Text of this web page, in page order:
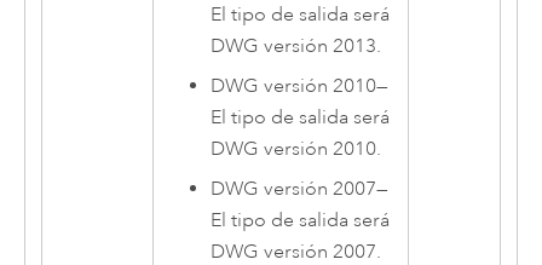
El tipo de salida será
DWG versión 2013.
DWG versión 2010—
El tipo de salida será
DWG versión 2010.
DWG versión 2007—
El tipo de salida será
DWG versión 2007.